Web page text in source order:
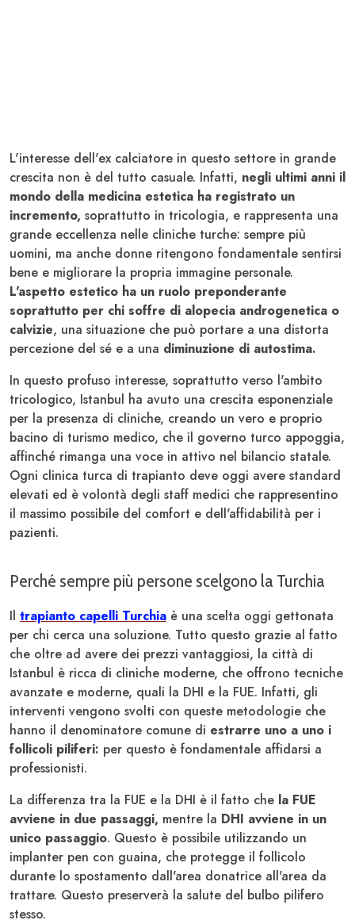
L'interesse dell'ex calciatore in questo settore in grande
crescita non è del tutto casuale. Infatti, negli ultimi anni il
mondo della medicina estetica ha registrato un
incremento, soprattutto in tricologia, e rappresenta una
grande eccellenza nelle cliniche turche: sempre più
uomini, ma anche donne ritengono fondamentale sentirsi
bene e migliorare la propria immagine personale.
L'aspetto estetico ha un ruolo preponderante
soprattutto per chi soffre di alopecia androgenetica o
calvizie, una situazione che può portare a una distorta
percezione del sé e a una diminuzione di autostima.
In questo profuso interesse, soprattutto verso l'ambito
tricologico, Istanbul ha avuto una crescita esponenziale
per la presenza di cliniche, creando un vero e proprio
bacino di turismo medico, che il governo turco appoggia,
affinché rimanga una voce in attivo nel bilancio statale.
Ogni clinica turca di trapianto deve oggi avere standard
elevati ed è volontà degli staff medici che rappresentino
il massimo possibile del comfort e dell'affidabilità per i
pazienti.
Perché sempre più persone scelgono la Turchia
Il trapianto capelli Turchia è una scelta oggi gettonata
per chi cerca una soluzione. Tutto questo grazie al fatto
che oltre ad avere dei prezzi vantaggiosi, la città di
Istanbul è ricca di cliniche moderne, che offrono tecniche
avanzate e moderne, quali la DHI e la FUE. Infatti, gli
interventi vengono svolti con queste metodologie che
hanno il denominatore comune di estrarre uno a uno i
follicoli piliferi: per questo è fondamentale affidarsi a
professionisti.
La differenza tra la FUE e la DHI è il fatto che la FUE
avviene in due passaggi, mentre la DHI avviene in un
unico passaggio. Questo è possibile utilizzando un
implanter pen con guaina, che protegge il follicolo
durante lo spostamento dall'area donatrice all'area da
trattare. Questo preserverà la salute del bulbo pilifero
stesso.